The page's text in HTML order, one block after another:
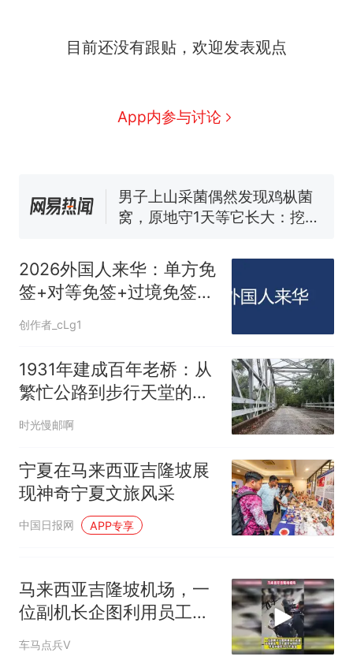
目前还没有跟贴，欢迎发表观点
App内参与讨论
人生
新 制裁瓜子饺子，美国怕什
协会回应
男子上山采菌偶然发现鸡枞菌
窝，原地守1天等它长大：挖了
回大海 目击者直呼震惊 （视频
来源：参考消息）
笔试第一被第二名传话劝弃考
官方通报
人生
2026外国人来华：单方免
签+对等免签+过境免签政
策汇总
创作者_cLg1
1931年建成百年老桥：从
繁忙公路到步行天堂的蜕
变，如今只属于行人
时光慢邮啊
宁夏在马来西亚吉隆坡展
现神奇宁夏文旅风采
中国日报网 APP专享
马来西亚吉隆坡机场，一
位副机长企图利用员工通
道运输毒品
车马点兵V